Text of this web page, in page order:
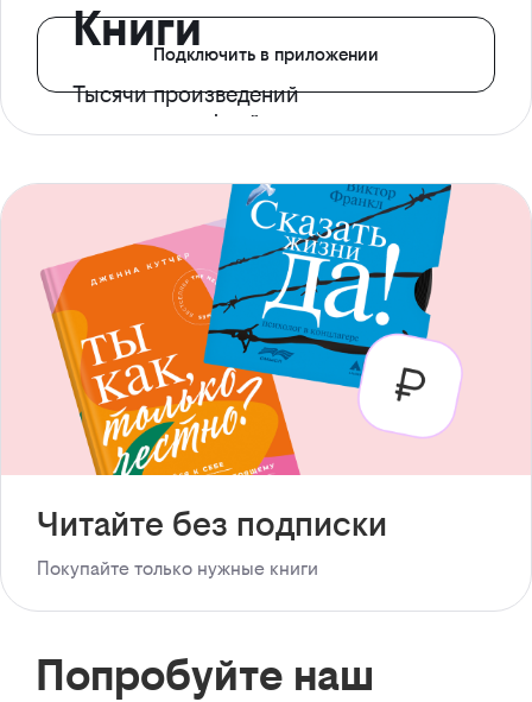
Книги
Тысячи произведений
с доступом офлайн
Подключить в приложении
Читайте без подписки
Покупайте только нужные книги
Попробуйте наш